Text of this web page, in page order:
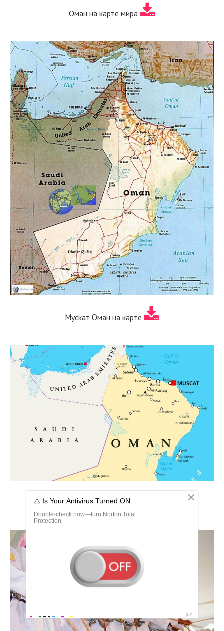
Оман на карте мира
Мускат Оман на карте
Столица Омана на карте